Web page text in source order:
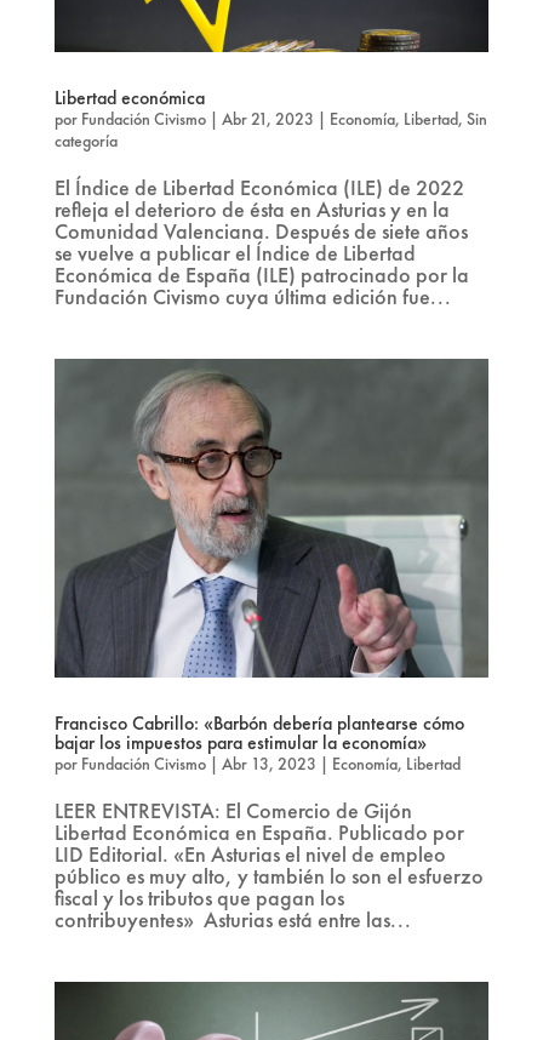
Libertad económica
por Fundación Civismo| Abr 21, 2023 Economía, Libertad, Sin
categoría
El Índice de Libertad Económica (ILE) de 2022
refleja el deterioro de ésta en Asturias y en la
Comunidad Valenciana. Después de siete años
se vuelve a publicar el Índice de Libertad
Económica de España (ILE) patrocinado por la
Fundación Civismo cuya última edición fue...
Francisco Cabrillo: «Barbón debería plantearse cómo
bajar los impuestos para estimular la economía»
por Fundación Civismo| Abr 13, 2023 | Economía, Libertad
LEER ENTREVISTA: El Comercio de Gijón
Libertad Económica en España. Publicado por
LID Editorial. «En Asturias el nivel de empleo
público es muy alto, y también lo son el esfuerzo
fiscal y los tributos que pagan los
contribuyentes» Asturias está entre las...